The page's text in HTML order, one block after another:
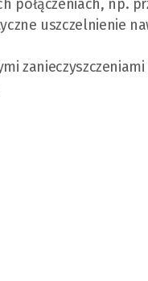
połączeniach, np.
uszczelnienie
zanieczyszczeniami